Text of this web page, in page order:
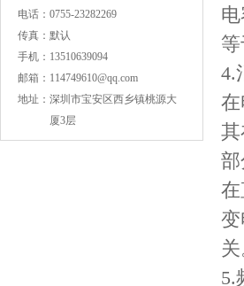
电话： 0755-23282269
传真： 默认
手机： 13510639094
邮箱： 114749610@qq.com
地址： 深圳市宝安区西乡镇桃源大
厦3层
4.
关
5.